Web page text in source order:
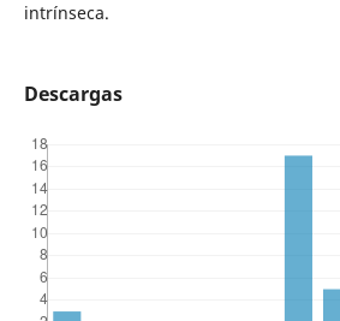
intrínseca.
Descargas